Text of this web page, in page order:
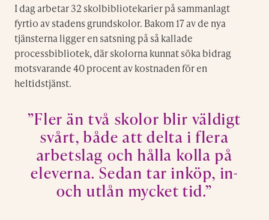
I dag arbetar 32 skolbibliotekarier på sammanlagt
fyrtio av stadens grundskolor. Bakom 17 av de nya
tjänsterna ligger en satsning på så kallade
processbibliotek, där skolorna kunnat söka bidrag
motsvarande 40 procent av kostnaden för en
heltidstjänst.
”Fler än två skolor blir väldigt
svårt, både att delta i flera
arbetslag och hålla kolla på
eleverna. Sedan tar inköp, in-
och utlån mycket tid.”